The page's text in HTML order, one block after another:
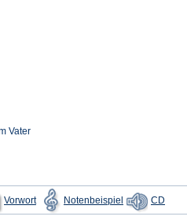
Vater
Vorwort
(Öffnet
in
einem
Notenbeispiel
(Öffnet
in
einem
CDin